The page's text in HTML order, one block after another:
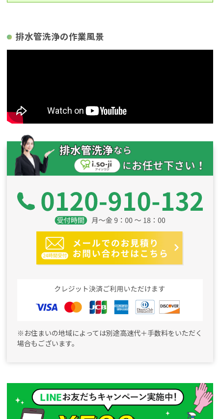
排水管洗浄の作業風景
※お住まいの地域によっては別途高速代＋手数料をいただく
場合もございます。